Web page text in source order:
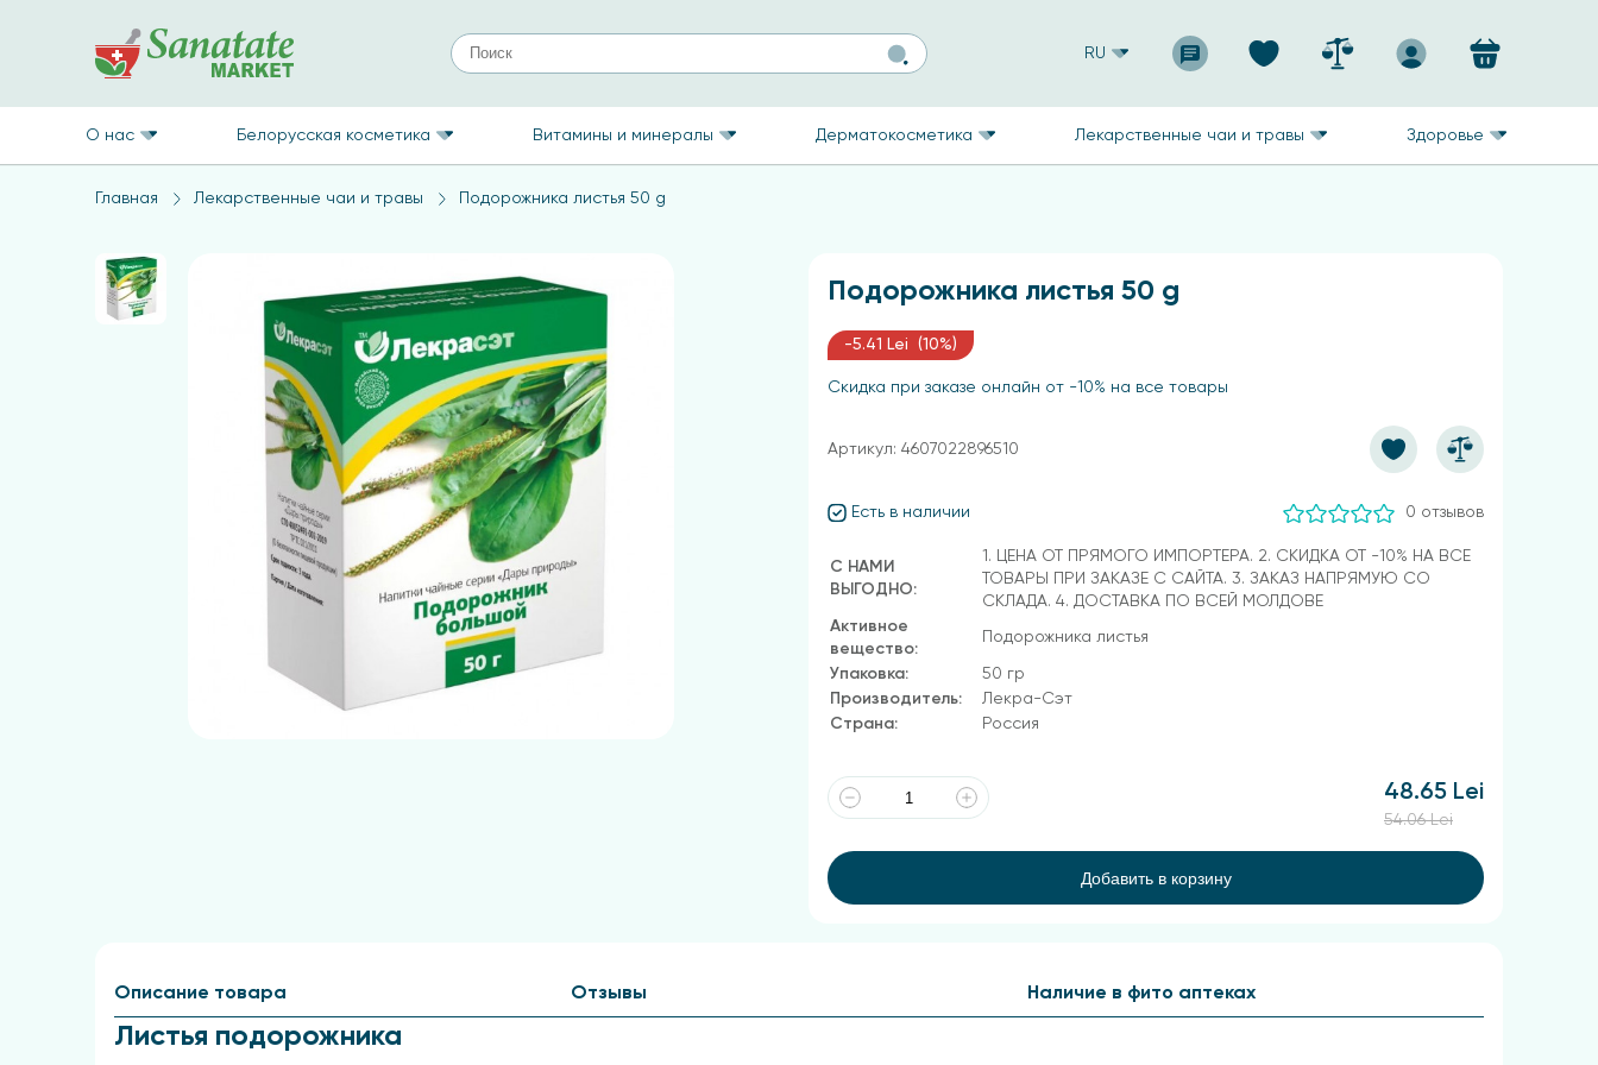
RU
О нас Белорусская косметика Витамины и минералы Дерматокосметика Лекарственные чаи и травы Здоровье
Главная Лекарственные чаи и травы Подорожника листья 50 g
Подорожника листья 50 g
-5.41 Lei (10%)
Скидка при заказе онлайн от -10% на все товары
Есть в наличии 0 отзывов
С НАМИ
ВЫГОДНО:
1. ЦЕНА ОТ ПРЯМОГО ИМПОРТЕРА. 2. СКИДКА ОТ -10% НА ВСЕ
ТОВАРЫ ПРИ ЗАКАЗЕ С САЙТА. 3. ЗАКАЗ НАПРЯМУЮ СО
СКЛАДА. 4. ДОСТАВКА ПО ВСЕЙ МОЛДОВЕ
Активное
вещество:
Подорожника листья
Упаковка:
50 гр
Производитель:
Лекра-Сэт
Страна:
Россия
48.65 Lei
54.06 Lei
Добавить в корзину
Артикул: 4607022896510
Описание товара
Листья подорожника
Отзывы Наличие в фито аптеках